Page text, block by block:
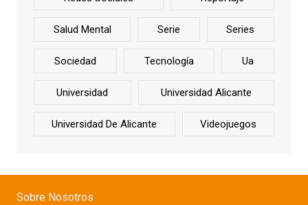
Salud Mental Serie Series
Sociedad Tecnología Ua
Universidad Universidad Alicante
Universidad De Alicante Videojuegos
Sobre Nosotros